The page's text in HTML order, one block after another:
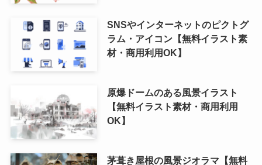
SNSやインターネットのピクトグ
ラム・アイコン【無料イラスト素
材・商用利用OK】
原爆ドームのある風景イラスト
【無料イラスト素材・商用利用
OK】
茅葺き屋根の風景ジオラマ【無料